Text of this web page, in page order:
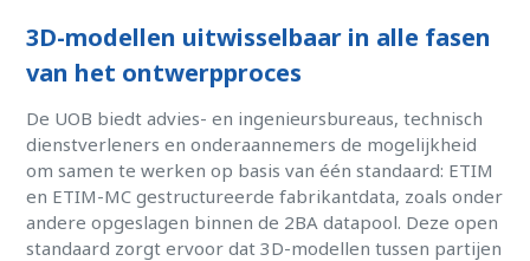
3D-modellen uitwisselbaar in alle fasen
van het ontwerpproces
De UOB biedt advies- en ingenieursbureaus, technisch
dienstverleners en onderaannemers de mogelijkheid
om samen te werken op basis van één standaard: ETIM
en ETIM-MC gestructureerde fabrikantdata, zoals onder
andere opgeslagen binnen de 2BA datapool. Deze open
standaard zorgt ervoor dat 3D-modellen tussen partijen